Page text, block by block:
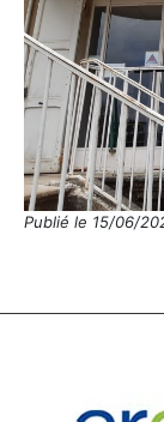
Publié le 15/06/